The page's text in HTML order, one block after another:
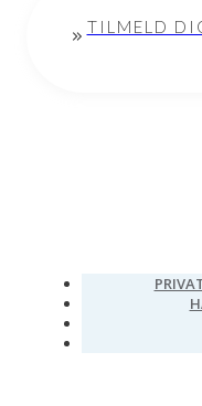
TILMELD